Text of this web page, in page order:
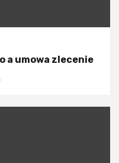
a umowa zlecenie